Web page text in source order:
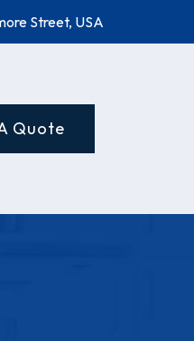
Street, USA
Quote